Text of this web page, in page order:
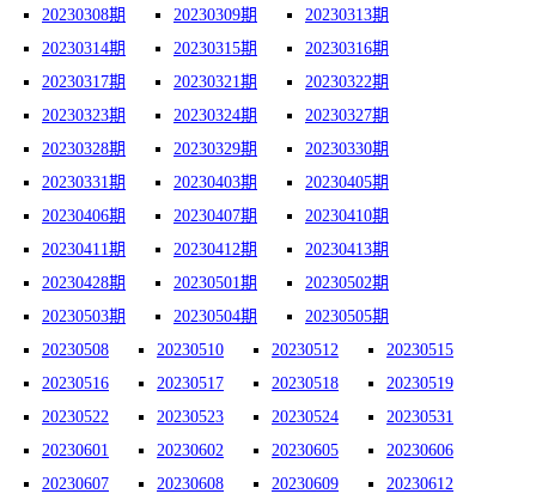
20230308期
20230309期
20230313期
20230314期
20230315期
20230316期
20230317期
20230321期
20230322期
20230323期
20230324期
20230327期
20230328期
20230329期
20230330期
20230331期
20230403期
20230405期
20230406期
20230407期
20230410期
20230411期
20230412期
20230413期
20230428期
20230501期
20230502期
20230503期
20230504期
20230505期
20230508
20230510 20230512
20230515
20230516
20230517 20230518
20230519
20230522
20230523 20230524
20230531
20230601
20230602 20230605
20230606
20230607
20230608 20230609
20230612